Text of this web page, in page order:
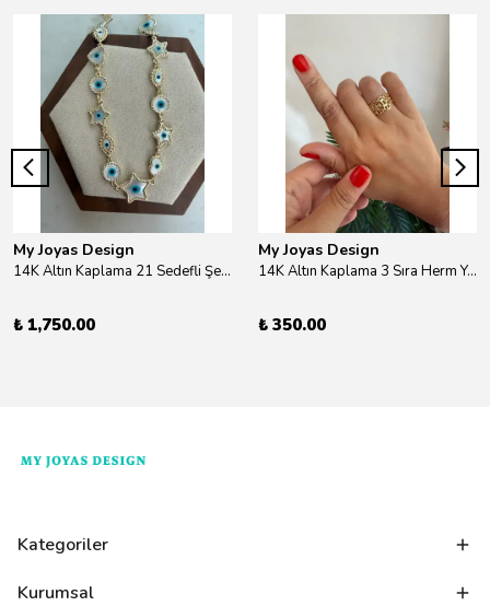
My Joyas Design
14K Altın Kaplama 21 Sedefli Şekiller Kolye 46cm
₺ 1,750.00
My Joyas Design
14K Altın Kaplama 3 Sıra Herm Yüzük Gold
₺ 350.00
Kategoriler
Kurumsal